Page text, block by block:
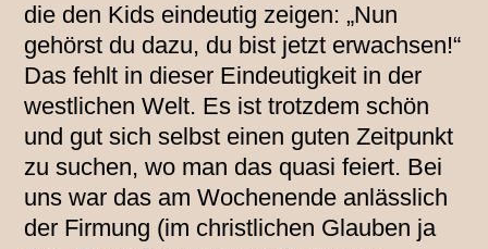
die den Kids eindeutig zeigen: „Nun
gehörst du dazu, du bist jetzt erwachsen!“
Das fehlt in dieser Eindeutigkeit in der
westlichen Welt. Es ist trotzdem schön
und gut sich selbst einen guten Zeitpunkt
zu suchen, wo man das quasi feiert. Bei
uns war das am Wochenende anlässlich
der Firmung (im christlichen Glauben ja